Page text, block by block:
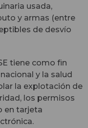
usada,
y armas (entre
de desvío
tiene como fin
y la salud
la explotación de
los permisos
en tarjeta